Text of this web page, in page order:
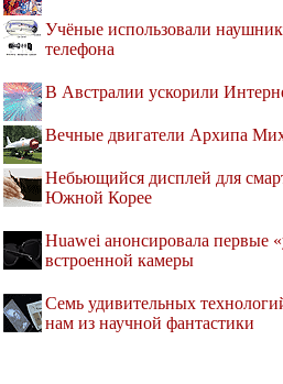
Учёные использовали
телефона
В Австралии ускорили
Вечные двигатели Архипа
Небьющийся дисплей для
Южной Корее
Huawei анонсировала первые
встроенной камеры
Семь удивительных
нам из научной фантастики